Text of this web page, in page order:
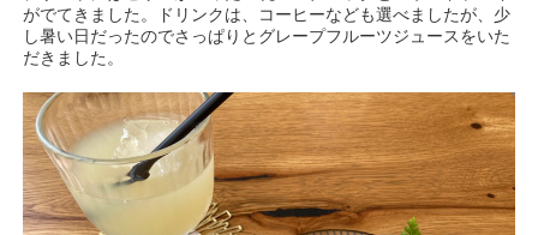
がでてきました。ドリンクは、コーヒーなども選べましたが、少
し暑い日だったのでさっぱりとグレープフルーツジュースをいた
だきました。